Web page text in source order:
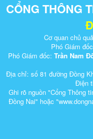
CỔNG THÔNG
Cơ quan chủ
Phó Giám
Phó Giám đốc: Trần Nam
Địa chỉ: số 81 đường Đồng
Điện
Ghi rõ nguồn "Cổng Thông
Đồng Nai" hoặc